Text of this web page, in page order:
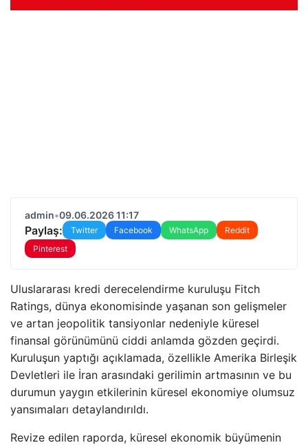
admin•09.06.2026 11:17
Paylaş: Twitter Facebook WhatsApp
Reddit
Pinterest
Uluslararası kredi derecelendirme kuruluşu Fitch
Ratings, dünya ekonomisinde yaşanan son gelişmeler
ve artan jeopolitik tansiyonlar nedeniyle küresel
finansal görünümünü ciddi anlamda gözden geçirdi.
Kuruluşun yaptığı açıklamada, özellikle Amerika Birleşik
Devletleri ile İran arasındaki gerilimin artmasının ve bu
durumun yaygın etkilerinin küresel ekonomiye olumsuz
yansımaları detaylandırıldı.
Revize edilen raporda, küresel ekonomik büyümenin